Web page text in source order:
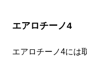
エアロチーノ4
エアロチーノ4には